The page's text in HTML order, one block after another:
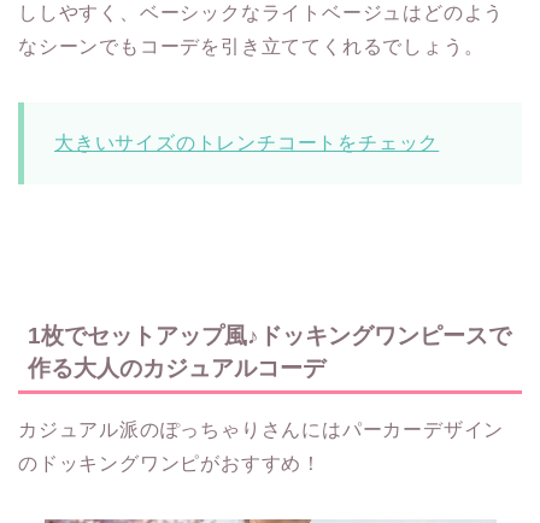
ししやすく、ベーシックなライトベージュはどのよう
なシーンでもコーデを引き立ててくれるでしょう。
大きいサイズのトレンチコートをチェック
1枚でセットアップ風♪ドッキングワンピースで
作る大人のカジュアルコーデ
カジュアル派のぽっちゃりさんにはパーカーデザイン
のドッキングワンピがおすすめ！